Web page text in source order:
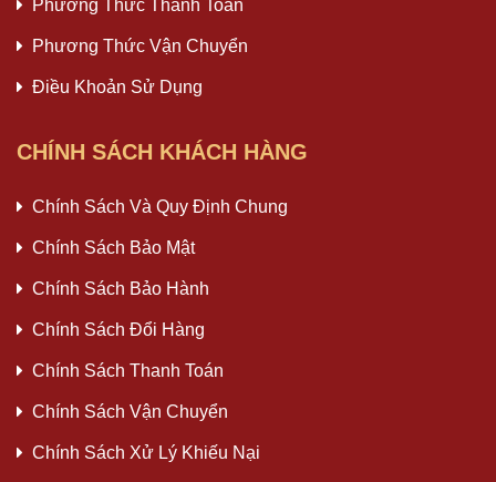
Phương Thức Thanh Toán
Phương Thức Vận Chuyển
Điều Khoản Sử Dụng
CHÍNH SÁCH KHÁCH HÀNG
Chính Sách Và Quy Định Chung
Chính Sách Bảo Mật
Chính Sách Bảo Hành
Chính Sách Đổi Hàng
Chính Sách Thanh Toán
Chính Sách Vận Chuyển
Chính Sách Xử Lý Khiếu Nại